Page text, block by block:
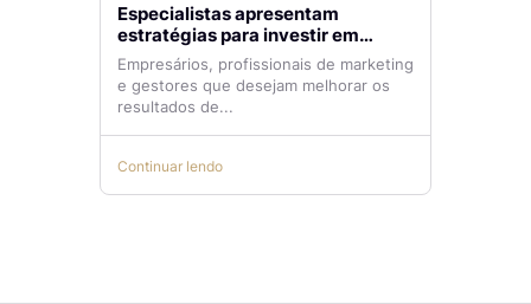
Especialistas apresentam
estratégias para investir em
tráfego pago com mais eficiência
Empresários, profissionais de marketing
e gestores que desejam melhorar os
resultados de...
Continuar lendo